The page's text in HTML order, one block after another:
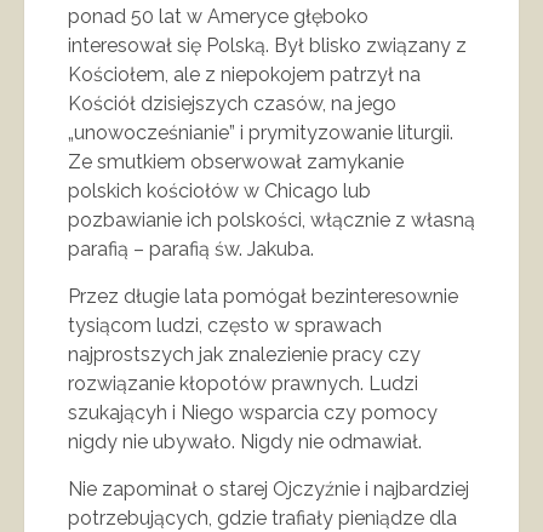
ponad 50 lat w Ameryce głęboko
interesował się Polską. Był blisko związany z
Kościołem, ale z niepokojem patrzył na
Kościół dzisiejszych czasów, na jego
„unowocześnianie” i prymityzowanie liturgii.
Ze smutkiem obserwował zamykanie
polskich kościołów w Chicago lub
pozbawianie ich polskości, włącznie z własną
parafią – parafią św. Jakuba.
Przez długie lata pomógał bezinteresownie
tysiącom ludzi, często w sprawach
najprostszych jak znalezienie pracy czy
rozwiązanie kłopotów prawnych. Ludzi
szukającyh i Niego wsparcia czy pomocy
nigdy nie ubywało. Nigdy nie odmawiał.
Nie zapominał o starej Ojczyźnie i najbardziej
potrzebujących, gdzie trafiały pieniądze dla